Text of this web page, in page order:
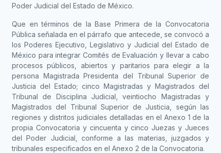
Poder Judicial del Estado de México.
Que en términos de la Base Primera de la Convocatoria
Pública señalada en el párrafo que antecede, se convocó a
los Poderes Ejecutivo, Legislativo y Judicial del Estado de
México para integrar Comités de Evaluación y llevar a cabo
procesos públicos, abiertos y paritarios para elegir a la
persona Magistrada Presidenta del Tribunal Superior de
Justicia del Estado; cinco Magistradas y Magistrados del
Tribunal de Disciplina Judicial, veintiocho Magistradas y
Magistrados del Tribunal Superior de Justicia, según las
regiones y distritos judiciales detalladas en el Anexo 1 de la
propia Convocatoria y cincuenta y cinco Juezas y Jueces
del Poder Judicial, conforme a las materias, juzgados y
tribunales especificados en el Anexo 2 de la Convocatoria.